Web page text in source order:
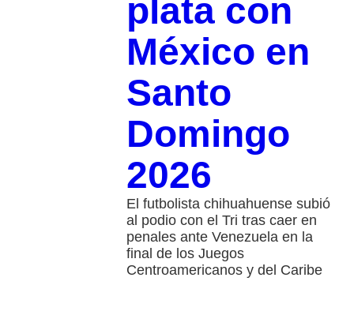
plata con
México en
Santo
Domingo
2026
El futbolista chihuahuense subió
al podio con el Tri tras caer en
penales ante Venezuela en la
final de los Juegos
Centroamericanos y del Caribe